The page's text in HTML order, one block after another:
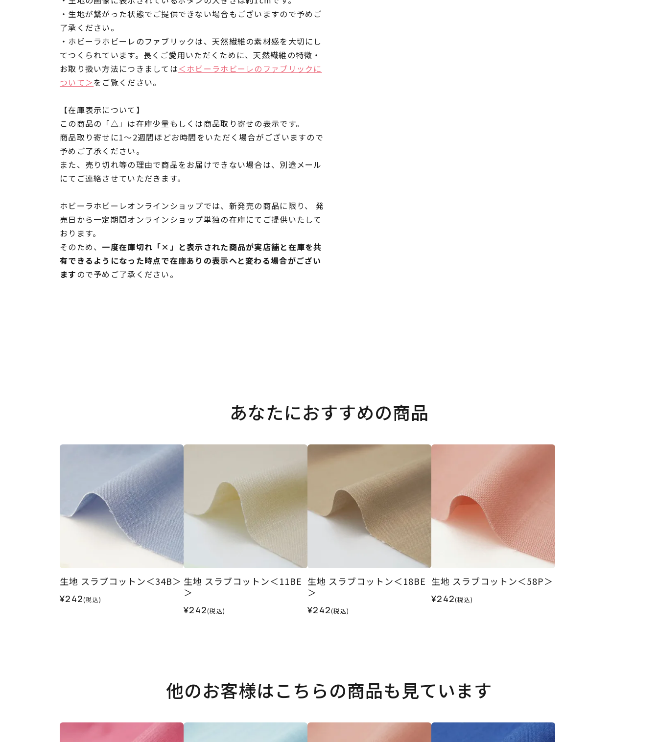
・生地が繋がった状態でご提供できない場合もございますので予めご
了承ください。
・ホビーラホビーレのファブリックは、天然繊維の素材感を大切にし
てつくられています。長くご愛用いただくために、天然繊維の特徴・
お取り扱い方法につきましては＜ホビーラホビーレのファブリックに
ついて＞をご覧ください。
【在庫表示について】
この商品の「△」は在庫少量もしくは商品取り寄せの表示です。
商品取り寄せに1～2週間ほどお時間をいただく場合がございますので
予めご了承ください。
また、売り切れ等の理由で商品をお届けできない場合は、別途メール
にてご連絡させていただきます。
ホビーラホビーレオンラインショップでは、新発売の商品に限り、 発
売日から一定期間オンラインショップ単独の在庫にてご提供いたして
おります。
そのため、 一度在庫切れ「×」と表示された商品が実店舗と在庫を共
有できるようになった時点で在庫ありの表示へと変わる場合がござい
ますので予めご了承ください。
あなたにおすすめの商品
生地 スラブコットン＜34B＞
¥242(税込)
生地 スラブコットン＜11BE
＞
¥242(税込)
生地 スラブコットン＜18BE
＞
¥242(税込)
生地 スラブコットン＜58P＞
¥242(税込)
他のお客様はこちらの商品も見ています